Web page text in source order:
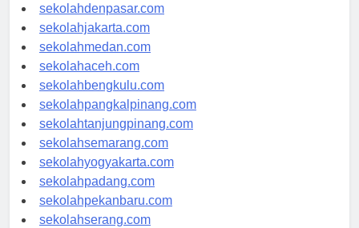
sekolahdenpasar.com
sekolahjakarta.com
sekolahmedan.com
sekolahaceh.com
sekolahbengkulu.com
sekolahpangkalpinang.com
sekolahtanjungpinang.com
sekolahsemarang.com
sekolahyogyakarta.com
sekolahpadang.com
sekolahpekanbaru.com
sekolahserang.com